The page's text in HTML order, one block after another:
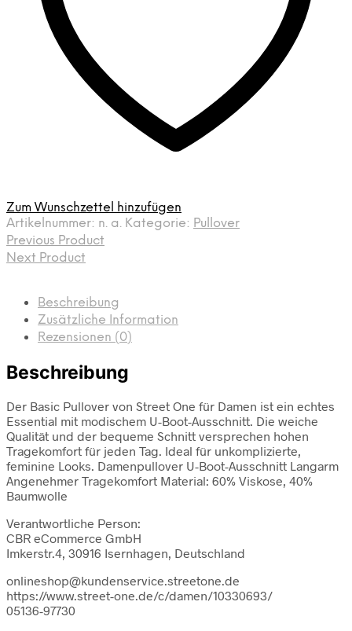
Zum Wunschzettel hinzufügen
Artikelnummer: n. a. Kategorie: Pullover
Previous Product
Next Product
Beschreibung
Zusätzliche Information
Rezensionen (0)
Beschreibung
Der Basic Pullover von Street One für Damen ist ein echtes
Essential mit modischem U-Boot-Ausschnitt. Die weiche
Qualität und der bequeme Schnitt versprechen hohen
Tragekomfort für jeden Tag. Ideal für unkomplizierte,
feminine Looks. Damenpullover U-Boot-Ausschnitt Langarm
Angenehmer Tragekomfort Material: 60% Viskose, 40%
Baumwolle
Verantwortliche Person:
CBR eCommerce GmbH
Imkerstr.4, 30916 Isernhagen, Deutschland
onlineshop@kundenservice.streetone.de
https://www.street-one.de/c/damen/10330693/
05136-97730